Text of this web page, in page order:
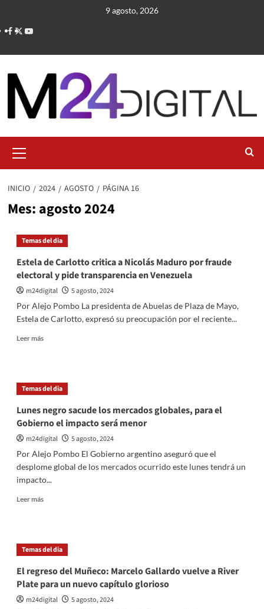
contenido
9 agosto, 2026
primario
INICIO 2024 AGOSTO PÁGINA 16
Mes: agosto 2024
Temas del dia
Estela de Carlotto critica a Nicolás Maduro por fraude
electoral y pide transparencia en Venezuela
m24digital
5 agosto, 2024
Por Alejo Pombo La presidenta de Abuelas de Plaza de Mayo,
Estela de Carlotto, expresó su preocupación por el reciente...
Leer másLeer
de
Carlotto
a
Nicolás
Maduro
fraude
electoral
y
transparencia
Temas del dia
Lunes negro sacude los mercados globales, para el
Gobierno el impacto será menor
m24digital
5 agosto, 2024
Por Alejo Pombo El Gobierno argentino aseguró que el
desplome global de los mercados ocurrido este lunes tendrá un
impacto...
Leer másLeer
negro
sacude
mercados
globales,
para
Temas del dia
El regreso del Muñeco: Marcelo Gallardo vuelve a River
Plate para un nuevo capítulo glorioso
m24digital
5 agosto, 2024